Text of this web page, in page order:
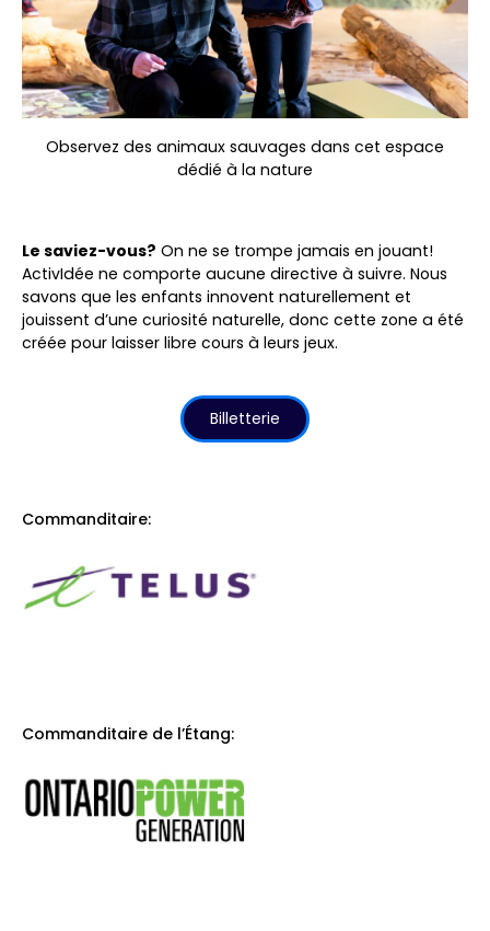
Observez des animaux sauvages dans cet espace
dédié à la nature
Le saviez-vous? On ne se trompe jamais en jouant!
ActivIdée ne comporte aucune directive à suivre. Nous
savons que les enfants innovent naturellement et
jouissent d’une curiosité naturelle, donc cette zone a été
créée pour laisser libre cours à leurs jeux.
Billetterie
Commanditaire:
Commanditaire de l’Étang: